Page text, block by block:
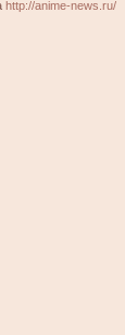
http://anime-news.ru/